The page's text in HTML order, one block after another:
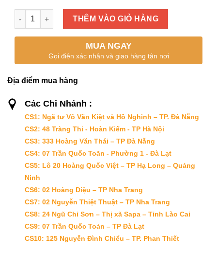
ĐƯỜNG THỐT NỐT số lượng
THÊM VÀO GIỎ HÀNG
MUA NGAY
Gọi điện xác nhận và giao hàng tận nơi
Địa điểm mua hàng
Các Chi Nhánh :
CS1: Ngã tư Võ Văn Kiệt và Hồ Nghinh – TP. Đà Nẵng
CS2: 48 Tràng Thi - Hoàn Kiếm - TP Hà Nội
CS3: 333 Hoàng Văn Thái – TP Đà Nẵng
CS4: 07 Trần Quốc Toãn - Phường 1 - Đà Lạt
CS5: Lô 20 Hoàng Quốc Việt – TP Hạ Long – Quảng
Ninh
CS6: 02 Hoàng Diệu – TP Nha Trang
CS7: 02 Nguyễn Thiệt Thuật – TP Nha Trang
CS8: 24 Ngũ Chỉ Sơn – Thị xã Sapa – Tỉnh Lào Cai
CS9: 07 Trần Quốc Toản – TP Đà Lạt
CS10: 125 Nguyễn Đình Chiểu – TP. Phan Thiết